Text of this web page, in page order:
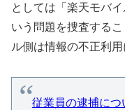
としては「楽天モバ
いう問題を捜査する
ル側は情報の不正利
従業員の逮捕につ